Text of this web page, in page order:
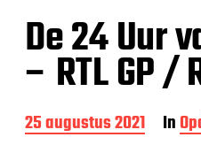
De 24 Uur
– RTL GP /
B
e
25 augustus 2021 In